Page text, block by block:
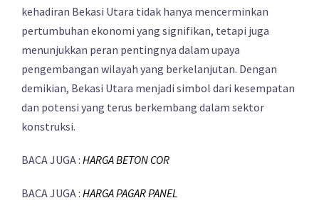
kehadiran Bekasi Utara tidak hanya mencerminkan
pertumbuhan ekonomi yang signifikan, tetapi juga
menunjukkan peran pentingnya dalam upaya
pengembangan wilayah yang berkelanjutan. Dengan
demikian, Bekasi Utara menjadi simbol dari kesempatan
dan potensi yang terus berkembang dalam sektor
konstruksi.
BACA JUGA : HARGA BETON COR
BACA JUGA : HARGA PAGAR PANEL